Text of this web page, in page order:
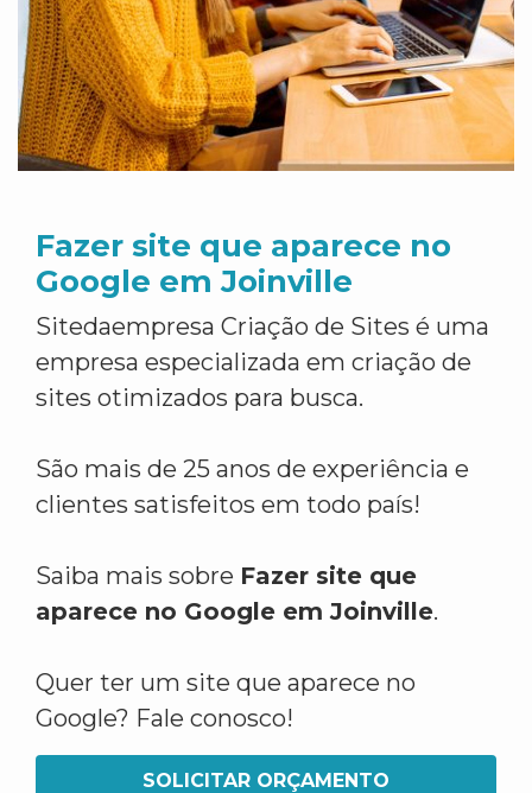
Fazer site que aparece no
Google em Joinville
Sitedaempresa Criação de Sites é uma
empresa especializada em criação de
sites otimizados para busca.
São mais de 25 anos de experiência e
clientes satisfeitos em todo país!
Saiba mais sobre Fazer site que
aparece no Google em Joinville.
Quer ter um site que aparece no
Google? Fale conosco!
SOLICITAR ORÇAMENTO